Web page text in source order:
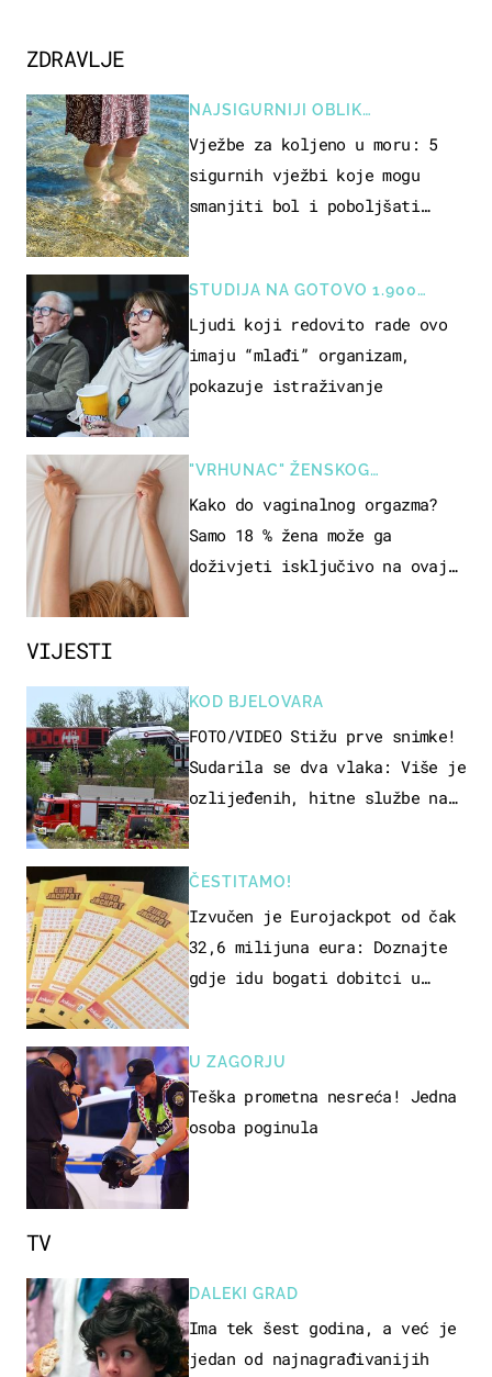
VIJESTI
KOD BJELOVARA
FOTO/VIDEO Stižu prve snimke!
Sudarila se dva vlaka: Više je
ozlijeđenih, hitne službe na
ČESTITAMO!
Izvučen je Eurojackpot od čak
32,6 milijuna eura: Doznajte
gdje idu bogati dobitci u
U ZAGORJU
Teška prometna nesreća! Jedna
osoba poginula
ZDRAVLJE
NAJSIGURNIJI OBLIK
REKREACIJE
Vježbe za koljeno u moru: 5
sigurnih vježbi koje mogu
smanjiti bol i poboljšati
STUDIJA NA GOTOVO 1.900
OSOBA
Ljudi koji redovito rade ovo
imaju “mlađi” organizam,
pokazuje istraživanje
"VRHUNAC" ŽENSKOG
SEKSUALNOG ISKUSTVA
Kako do vaginalnog orgazma?
Samo 18 % žena može ga
doživjeti isključivo na ovaj
TV
DALEKI GRAD
Ima tek šest godina, a već je
jedan od najnagrađivanijih